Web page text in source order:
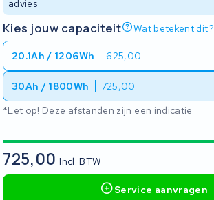
advies
Kies jouw capaciteit Wat betekent dit?
20.1Ah / 1206Wh 625,00
30Ah / 1800Wh 725,00
*Let op! Deze afstanden zijn een indicatie
725,00Incl. BTW
Service aanvragen